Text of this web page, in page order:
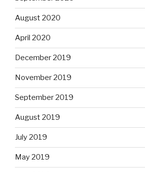
August 2020
April 2020
December 2019
November 2019
September 2019
August 2019
July 2019
May 2019